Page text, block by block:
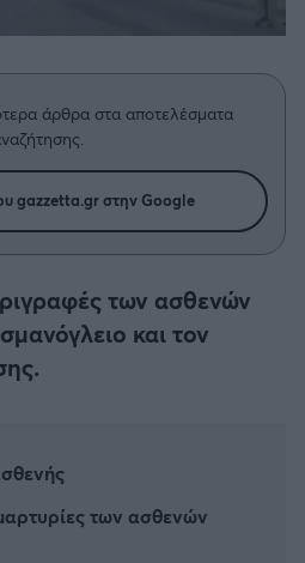
άρθρα στα αποτελέσματα
gazzetta.gr στην Google
των ασθενών
και τον
των ασθενών